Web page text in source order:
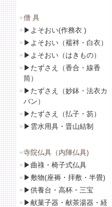
僧 具
▶ よそおい(作務衣 )
▶ よそおい（襦袢・白衣）
▶ よそおい（はきもの）
▶ たずさえ（香合・線香
筒）
▶ たずさえ（妙鉢・法衣カ
バン）
▶ たずさえ（払子・笏）
▶ 雲水用具・晋山結制
寺院仏具（内陣仏具)
▶ 曲祿・椅子式仏具
▶ 敷物(座褥・拝敷・半畳)
▶供養台・高杯・三宝
▶献菓子器・献茶湯器・経